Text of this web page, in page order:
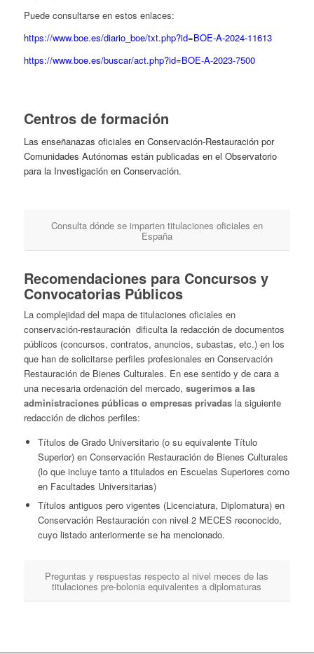
Puede consultarse en estos enlaces:
https://www.boe.es/diario_boe/txt.php?id=BOE-A-2024-11613
https://www.boe.es/buscar/act.php?id=BOE-A-2023-7500
Centros de formación
Las enseñanazas oficiales en Conservación-Restauración por
Comunidades Autónomas están publicadas en el Observatorio
para la Investigación en Conservación.
Consulta dónde se imparten titulaciones oficiales en
España
Recomendaciones para Concursos y
Convocatorias Públicos
La complejidad del mapa de titulaciones oficiales en
conservación-restauración dificulta la redacción de documentos
públicos (concursos, contratos, anuncios, subastas, etc.) en los
que han de solicitarse perfiles profesionales en Conservación
Restauración de Bienes Culturales. En ese sentido y de cara a
una necesaria ordenación del mercado, sugerimos a las
administraciones públicas o empresas privadasla siguiente
redacción de dichos perfiles:
Títulos de Grado Universitario (o su equivalente Título
Superior) en Conservación Restauración de Bienes Culturales
(lo que incluye tanto a titulados en Escuelas Superiores como
en Facultades Universitarias)
Títulos antiguos pero vigentes (Licenciatura, Diplomatura) en
Conservación Restauración con nivel 2 MECES reconocido,
cuyo listado anteriormente se ha mencionado.
Preguntas y respuestas respecto al nivel meces de las
titulaciones pre-bolonia equivalentes a diplomaturas